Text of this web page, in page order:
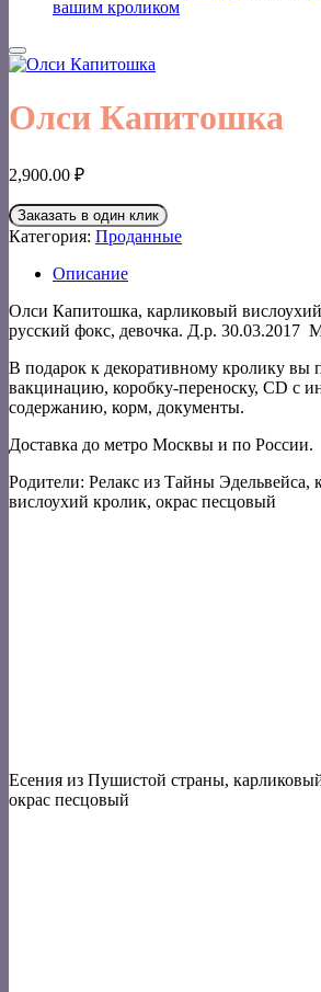
вашим кроликом
Олси Капитошка
2,900.00 ₽
Заказать в один клик
Категория: Проданные
Описание
Олси Капитошка, карликовый
русский фокс, девочка. Д.р. 30.03.2017
В подарок к декоративному кролику вы
вакцинацию, коробку-переноску, CD с
содержанию, корм, документы.
Доставка до метро Москвы и по России.
Родители: Релакс из Тайны Эдельвейса,
вислоухий кролик, окрас песцовый
Есения из Пушистой страны,
окрас песцовый